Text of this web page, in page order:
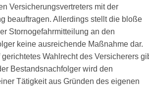
Versicherungsvertreters mit der
beauftragen. Allerdings stellt die bloße
Stornogefahrmitteilung an den
keine ausreichende Maßnahme dar.
Wahlrecht des Versicherers
Bestandsnachfolger wird den
Tätigkeit aus Gründen des eigenen